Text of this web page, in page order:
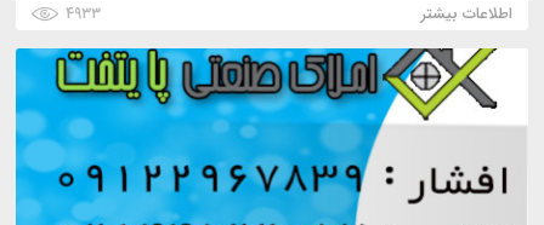
اطلاعات بیشتر
۴۹۳۳